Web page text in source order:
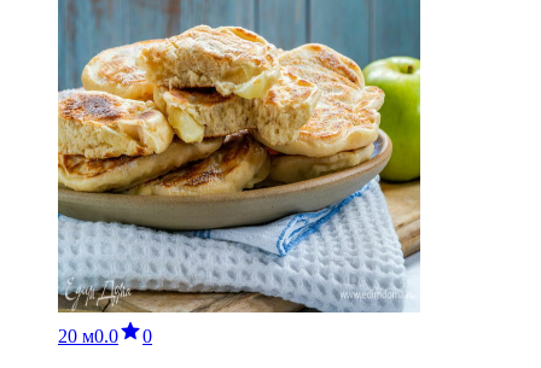
20 м0.0 0